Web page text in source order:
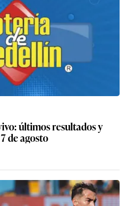
últimos resultados y
de agosto